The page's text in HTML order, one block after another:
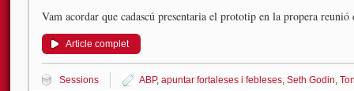
Vam acordar que cadascú presentaria el prototip en la propera
Article complet
Sessions ABP, apuntar fortaleses i febleses, Seth Godin,